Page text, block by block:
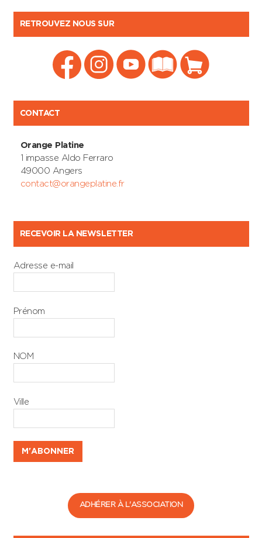
RETROUVEZ NOUS SUR
CONTACT
Orange Platine
1 impasse Aldo Ferraro
49000 Angers
contact@orangeplatine.fr
RECEVOIR LA NEWSLETTER
Adresse e-mail
Prénom
NOM
Ville
ADHÉRER À L'ASSOCIATION